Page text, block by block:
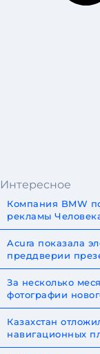
Интересное
Компания BMW
рекламы
Acura показала
преддверии
За несколько
фотографии
Казахстан
навигационных